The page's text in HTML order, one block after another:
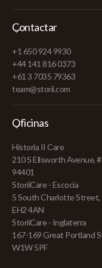
Contactar
+1 650 924 9930
+44 141 816 0373
+61 3 7035 79363
team@storii.com
Oficinas
Historia II Care
210 S Ellsworth Avenue,
94401
StoriiCare - Escocia
5 South Charlotte Street,
EH2 4AN
StoriiCare - Inglaterra
167-169 Great Portland
W1W 5PF